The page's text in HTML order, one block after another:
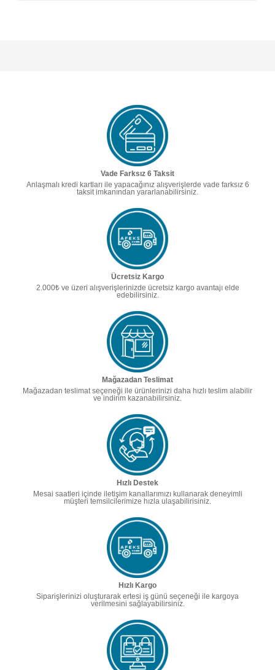
Vade Farksız 6 Taksit
Anlaşmalı kredi kartları ile yapacağınız alışverişlerde vade farksız 6
taksit imkanından yararlanabilirsiniz.
Ücretsiz Kargo
2.000₺ ve üzeri alışverişlerinizde ücretsiz kargo avantajı elde
edebilirsiniz.
Mağazadan Teslimat
Mağazadan teslimat seçeneği ile ürünlerinizi daha hızlı teslim alabilir
ve indirim kazanabilirsiniz.
Hızlı Destek
Mesai saatleri içinde iletişim kanallarımızı kullanarak deneyimli
müşteri temsilcilerimize hızla ulaşabilirisiniz.
Hızlı Kargo
Siparişlerinizi oluşturarak ertesi iş günü seçeneği ile kargoya
verilmesini sağlayabilirsiniz.